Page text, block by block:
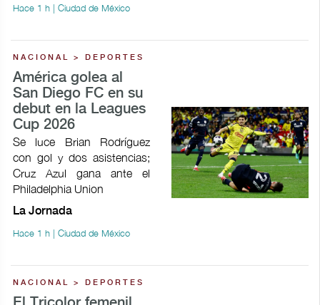
Hace 1 h | Ciudad de México
NACIONAL > DEPORTES
América golea al
San Diego FC en su
debut en la Leagues
Cup 2026
Se luce Brian Rodríguez
con gol y dos asistencias;
Cruz Azul gana ante el
Philadelphia Union
La Jornada
Hace 1 h | Ciudad de México
NACIONAL > DEPORTES